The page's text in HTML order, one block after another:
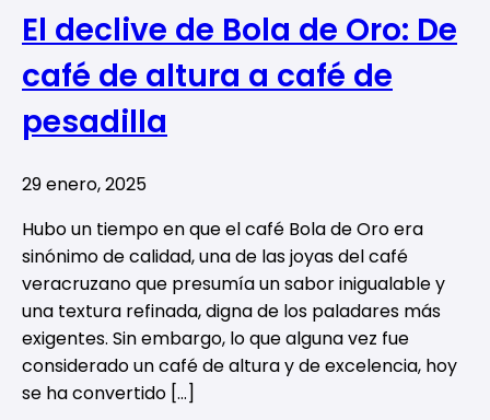
El declive de Bola de Oro: De
café de altura a café de
pesadilla
29 enero, 2025
Hubo un tiempo en que el café Bola de Oro era
sinónimo de calidad, una de las joyas del café
veracruzano que presumía un sabor inigualable y
una textura refinada, digna de los paladares más
exigentes. Sin embargo, lo que alguna vez fue
considerado un café de altura y de excelencia, hoy
se ha convertido […]